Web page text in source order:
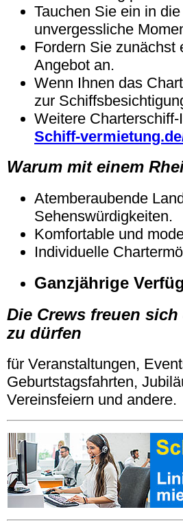
Tauchen Sie ein in
unvergessliche
Fordern Sie zunächst
Angebot an.
Wenn Ihnen das
zur
Weitere
Schiff-
Warum mit einem
Atemberaubende
Sehenswürdigkeiten.
Komfortable und
Individuelle
Ganzjährige
Die Crews freuen
zu dürfen
für Veranstaltungen,
Geburtstagsfahrten,
Vereinsfeiern und andere.